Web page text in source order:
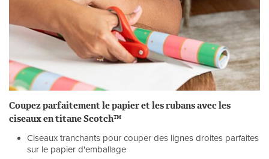
Coupez parfaitement le papier et les rubans avec les
ciseaux en titane Scotch™
Ciseaux tranchants pour couper des lignes droites parfaites
sur le papier d'emballage